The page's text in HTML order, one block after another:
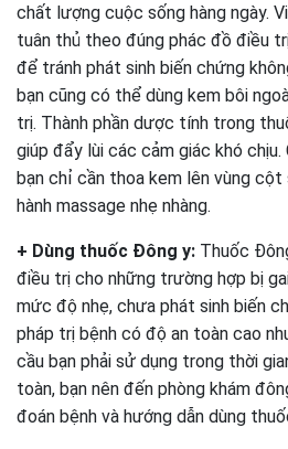
chất lượng cuộc sống hàng ngày.
tuân thủ theo đúng phác đồ điều
để tránh phát sinh biến chứng
bạn cũng có thể dùng kem bôi
trị. Thành phần dược tính trong
giúp đẩy lùi các cảm giác khó chịu.
bạn chỉ cần thoa kem lên vùng
hành massage nhẹ nhàng.
+ Dùng thuốc Đông y: Thuốc
điều trị cho những trường hợp bị
mức độ nhẹ, chưa phát sinh biến
pháp trị bệnh có độ an toàn cao
cầu bạn phải sử dụng trong thời
toàn, bạn nên đến phòng khám
đoán bệnh và hướng dẫn dùng